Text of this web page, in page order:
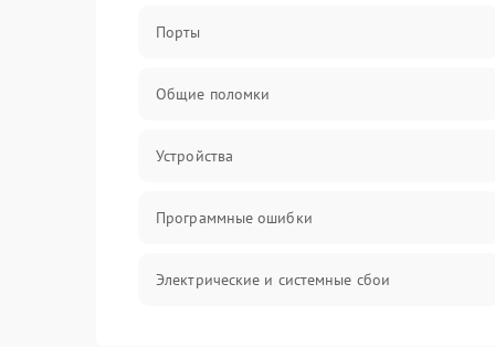
Порты
Общие поломки
Устройства
Программные ошибки
Электрические и системные сбои